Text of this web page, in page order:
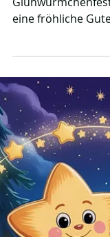
Nacht-
eine fröhliche
Kinder.
ihren Freunden
ein funkelndes
Herzlichkeit und
fördert die
eine sanfte
Einschlafen.